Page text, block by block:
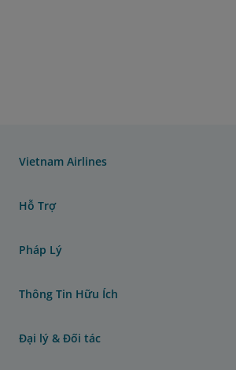
Vietnam Airlines
Hỗ Trợ
Pháp Lý
Thông Tin Hữu Ích
Đại lý & Đối tác